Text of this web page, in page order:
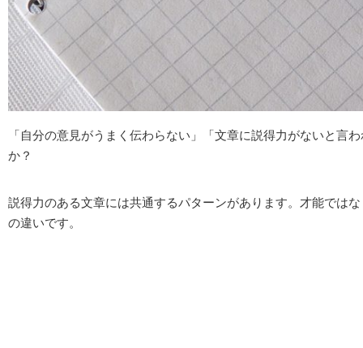
「自分の意見がうまく伝わらない」「文章に説得力がないと言
か？
説得力のある文章には共通するパターンがあります。才能では
の違いです。